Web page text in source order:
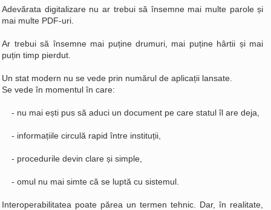
Adevărata digitalizare nu ar trebui să însemne mai multe parole și
mai multe PDF-uri.
Ar trebui să însemne mai puține drumuri, mai puține hârtii și mai
puțin timp pierdut.
Un stat modern nu se vede prin numărul de aplicații lansate.
Se vede în momentul în care:
- nu mai ești pus să aduci un document pe care statul îl are deja,
- informațiile circulă rapid între instituții,
- procedurile devin clare și simple,
- omul nu mai simte că se luptă cu sistemul.
Interoperabilitatea poate părea un termen tehnic. Dar, în realitate,